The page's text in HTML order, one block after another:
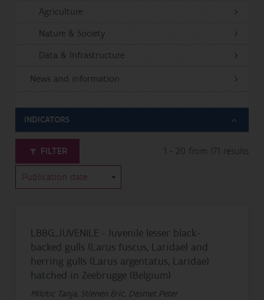
Agriculture
Nature & Society
Data & Infrastructure
News and information
INDICATORS
FILTER 1 - 20 from 171 results
LBBG_JUVENILE - Juvenile lesser black-
backed gulls (Larus fuscus, Laridae) and
herring gulls (Larus argentatus, Laridae)
hatched in Zeebrugge (Belgium)
Milotic Tanja, Stienen Eric, Desmet Peter